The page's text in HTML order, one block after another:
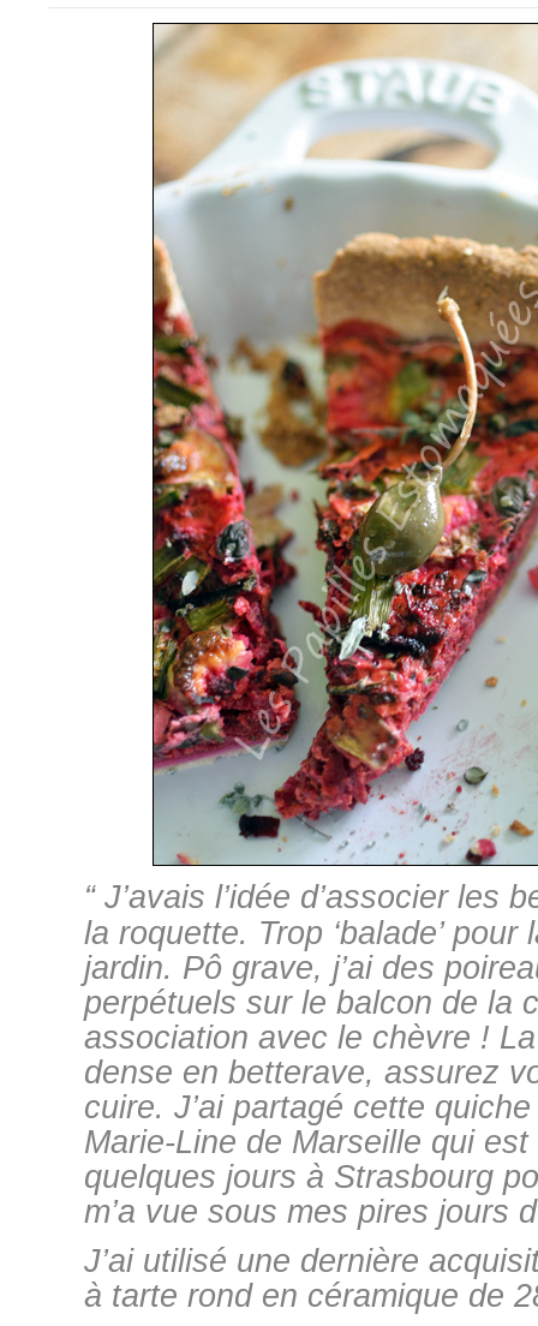
“ J’avais l’idée d’associer les
la roquette. Trop ‘balade’ pour
jardin. Pô grave, j’ai des
perpétuels sur le balcon de la
association avec le chèvre !
dense en betterave, assurez
cuire. J’ai partagé cette
Marie-Line de Marseille qui
quelques jours à Strasbourg
m’a vue sous mes pires jours
J’ai utilisé une dernière
à tarte rond en céramique de